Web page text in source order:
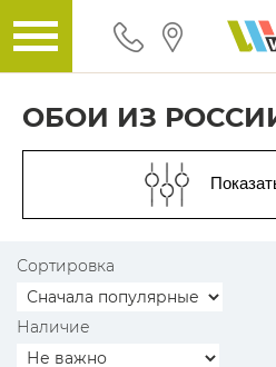
ОБОИ ИЗ
Сортировка
Наличие